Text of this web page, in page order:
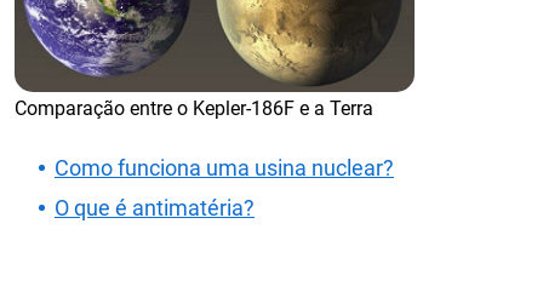
Comparação entre o Kepler-186F e a Terra
Como funciona uma usina nuclear?
O que é antimatéria?